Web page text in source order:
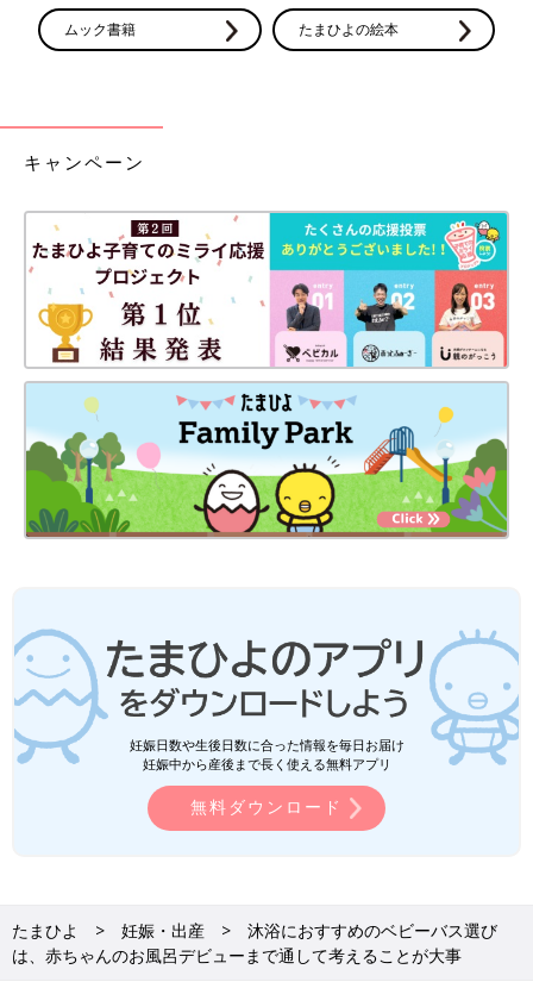
ておくことが、ママの負担を減らすことにもつながっていくでし
ょう。
Ghislain & Marie David de Lossy/gettyimages
いるのではないでしょうか？でも、実際に赤ちゃんと一緒にお風
呂に入ることを想像したとき、ふと、「あれ？この場合どうする
の…？」と疑問に思うことがたくさんでてきます。安心のお風呂
デビューをするために、その解決方法を想定しておきましょう。
まずは確認しよう！お風呂デビューに向けた協力体制
大人と一緒のお風呂の場合、大人も服を脱ぎ髪や体を洗い、拭
まず確認したいのが、ワンオペおふろなのか誰かに協力をしても
らえるのかということ。たとえば、パパが帰る時間に合わせて入
ムック書籍 たまひよの絵本
キャンペーン
妊娠日数や生後日数に合った情報を毎日お届け
妊娠中から産後まで長く使える無料アプリ
無料ダウンロード
たまひよ 妊娠・出産
沐浴におすすめのベビーバス選び
は、赤ちゃんのお風呂デビューまで通して考えることが大事